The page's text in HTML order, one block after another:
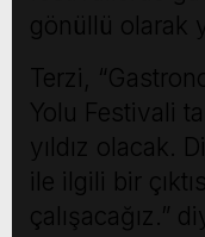
gönüllü olarak
Terzi,
Yolu Festivali
yıldız olacak.
ile ilgili bir
çalışacağız.”